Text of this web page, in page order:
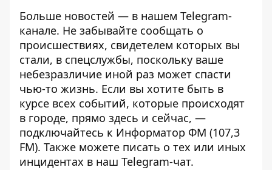
Больше новостей — в нашем Telegram-
канале. Не забывайте сообщать о
происшествиях, свидетелем которых вы
стали, в спецслужбы, поскольку ваше
небезразличие иной раз может спасти
чью-то жизнь. Если вы хотите быть в
курсе всех событий, которые происходят
в городе, прямо здесь и сейчас, —
подключайтесь к Информатор ФМ (107,3
FM). Также можете писать о тех или иных
инцидентах в наш Telegram-чат.